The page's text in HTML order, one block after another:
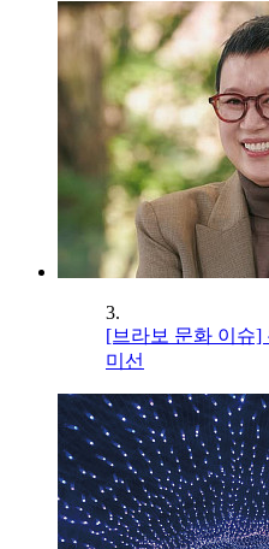
3.
[브라보 문화 이슈]
미선